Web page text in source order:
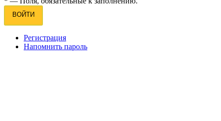
ВОЙТИ
Регистрация
Напомнить пароль